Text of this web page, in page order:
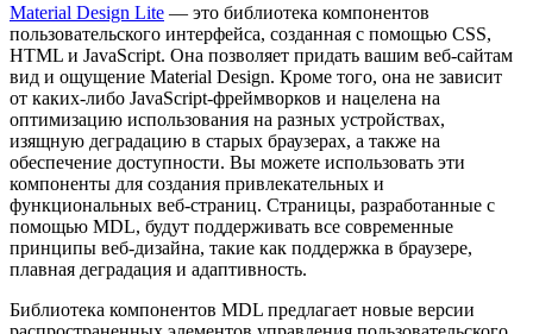
Material Design Lite — это библиотека компонентов
пользовательского интерфейса, созданная с помощью CSS,
HTML и JavaScript. Она позволяет придать вашим веб-сайтам
вид и ощущение Material Design. Кроме того, она не зависит
от каких-либо JavaScript-фреймворков и нацелена на
оптимизацию использования на разных устройствах,
изящную деградацию в старых браузерах, а также на
обеспечение доступности. Вы можете использовать эти
компоненты для создания привлекательных и
функциональных веб-страниц. Страницы, разработанные с
помощью MDL, будут поддерживать все современные
принципы веб-дизайна, такие как поддержка в браузере,
плавная деградация и адаптивность.
Библиотека компонентов MDL предлагает новые версии